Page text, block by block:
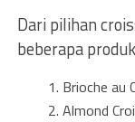
Dari pilihan
beberapa
Brioche au
Almond